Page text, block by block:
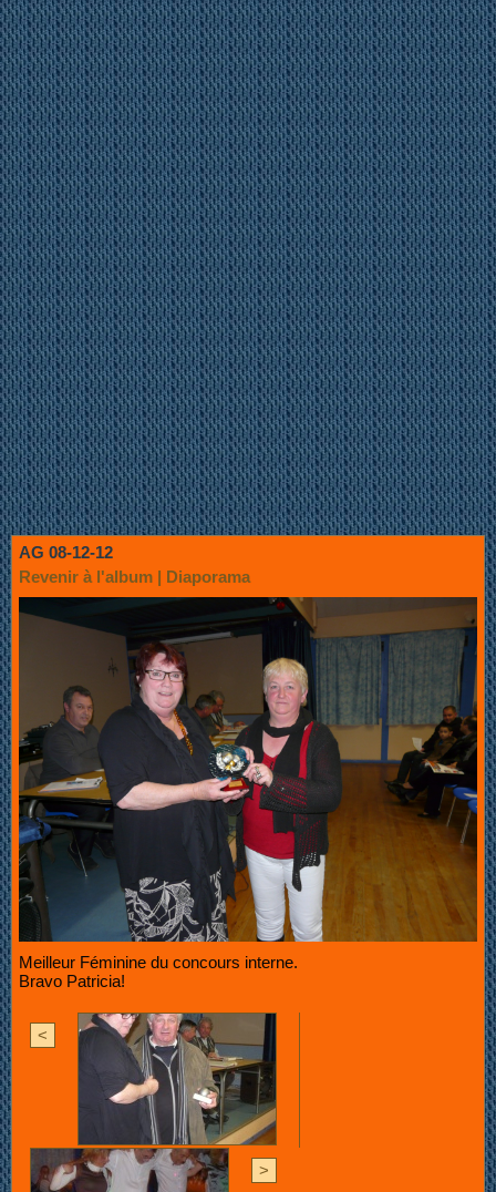
AG 08-12-12
Revenir à l'album | Diaporama
Meilleur Féminine du concours interne.
Bravo Patricia!
<
>